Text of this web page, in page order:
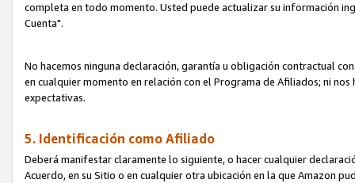
completa en todo momento. Usted puede actualizar su información
Cuenta".
No hacemos ninguna declaración, garantía u obligación contractual
en cualquier momento en relación con el Programa de Afiliados; ni
expectativas.
5. Identificación como Afiliado
Deberá manifestar claramente lo siguiente, o hacer cualquier
Acuerdo, en su Sitio o en cualquier otra ubicación en la que Amazon